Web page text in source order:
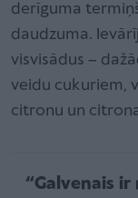
derīguma
daudzuma.
visvisādus –
veidu cukuriem,
citronu un
“Galvenais